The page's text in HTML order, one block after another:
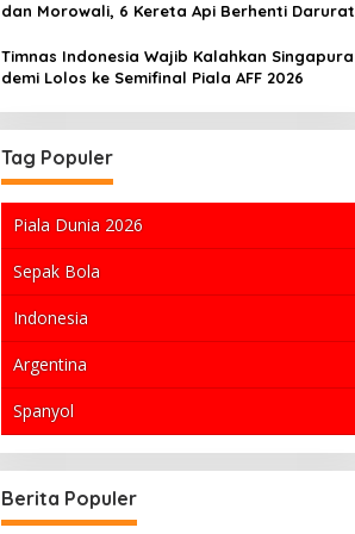
dan Morowali, 6 Kereta Api Berhenti Darurat
Timnas Indonesia Wajib Kalahkan Singapura
demi Lolos ke Semifinal Piala AFF 2026
Tag Populer
Piala Dunia 2026
Sepak Bola
Indonesia
Argentina
Spanyol
Berita Populer
Piala AFF 2026: Timnas Indonesia
Kekalahan dari Vietnam